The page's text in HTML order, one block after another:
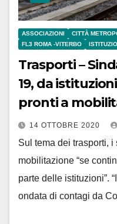
ASSOCIAZIONI CITTÀ
FL3 ROMA -VITERBO
Trasporti –
19, da
pronti a
14 OTTOBRE 2020
Sul tema dei trasporti,
mobilitazione “se
parte delle istituzioni”.
ondata di contagi da